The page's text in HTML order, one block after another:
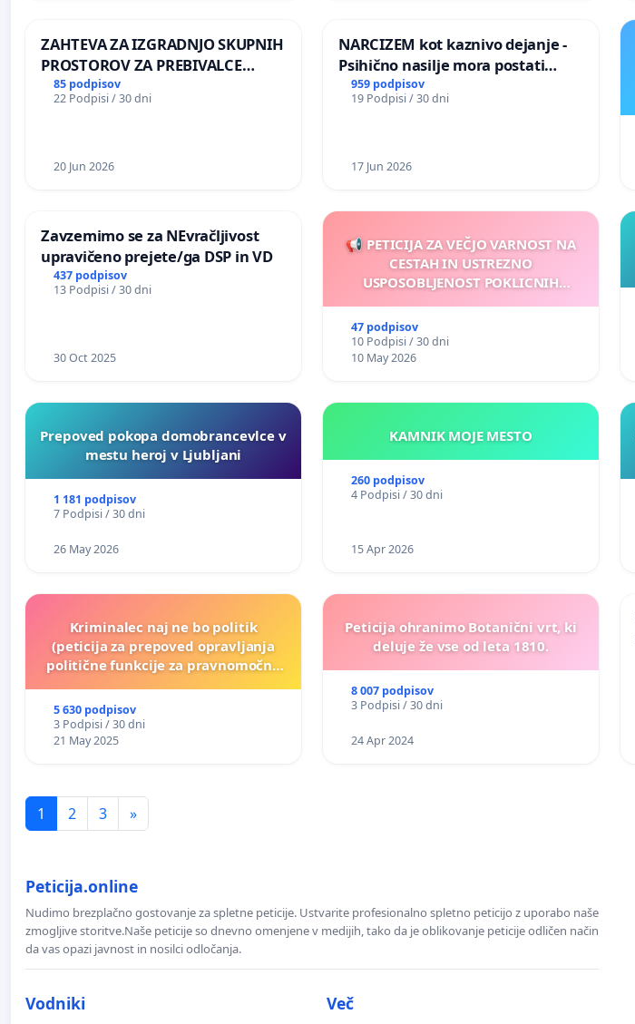
ZAHTEVA ZA IZGRADNJO SKUPNIH
PROSTOROV ZA PREBIVALCE
KRAJEVNE SKUPNOSTI
PRESTRANEK
85 podpisov
22 Podpisi / 30 dni
20 Jun 2026
NARCIZEM kot kaznivo dejanje -
Psihično nasilje mora postati
enako prepoznano kot fizično
nasilje
959 podpisov
19 Podpisi / 30 dni
17 Jun 2026
Zavzemimo se za NEvračljivost
upravičeno prejete/ga DSP in VD
437 podpisov
13 Podpisi / 30 dni
30 Oct 2025
📢 PETICIJA ZA VEČJO VARNOST NA
CESTAH IN USTREZNO
USPOSOBLJENOST POKLICNIH
47 podpisov
10 Podpisi / 30 dni
10 May 2026
Prepoved pokopa domobrancevlce v
mestu heroj v Ljubljani
1 181 podpisov
7 Podpisi / 30 dni
26 May 2026
KAMNIK MOJE MESTO
260 podpisov
4 Podpisi / 30 dni
15 Apr 2026
Kriminalec naj ne bo politik
(peticija za prepoved opravljanja
politične funkcije za pravnomočno
5 630 podpisov
3 Podpisi / 30 dni
21 May 2025
Peticija ohranimo Botanični vrt, ki
deluje že vse od leta 1810.
8 007 podpisov
3 Podpisi / 30 dni
24 Apr 2024
1 2 3 »
Peticija.online
Nudimo brezplačno gostovanje za spletne peticije. Ustvarite profesionalno spletno peticijo z uporabo naše
zmogljive storitve.Naše peticije so dnevno omenjene v medijih, tako da je oblikovanje peticije odličen način
da vas opazi javnost in nosilci odločanja.
Vodniki Več